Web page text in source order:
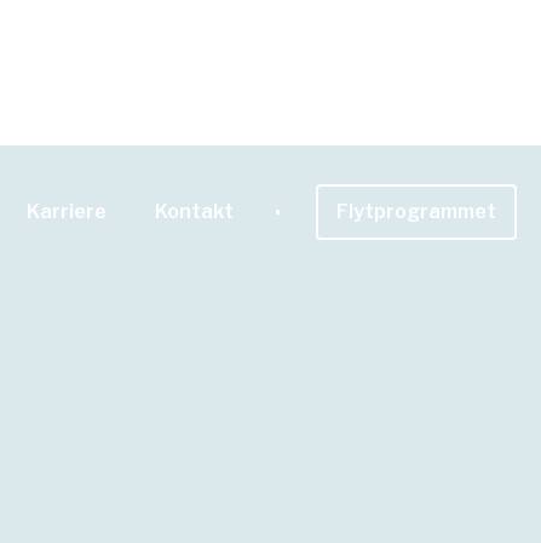
Karriere Kontakt Flytprogrammet